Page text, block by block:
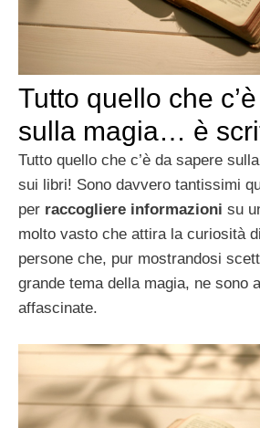
Tutto quello che
sulla magia… è
Tutto quello che c’è da sapere
sui libri! Sono davvero tantissimi
per raccogliere informazioni su
molto vasto che attira la curiosità
persone che, pur mostrandosi
grande tema della magia, ne sono
affascinate.